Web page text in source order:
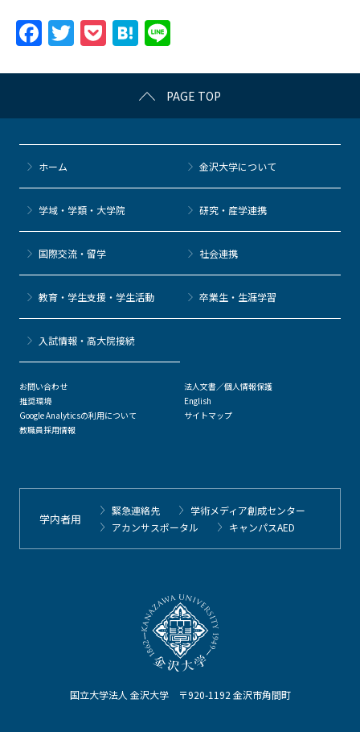
F
c
e
b
o
o
k
T
itt
er
P
c
k
et
H
e
n
a
e
PAGE TOP
国立大学法人 金沢大学 〒920-1192 金沢市角間町
ホーム 金沢大学について
学域・学類・大学院 研究・産学連携
国際交流・留学 社会連携
教育・学生支援・学生活動 卒業生・生涯学習
⼊試情報・高大院接続
お問い合わせ
推奨環境
Google Analyticsの利用について
教職員採用情報
法人文書／個人情報保護
English
サイトマップ
学内者用
緊急連絡先
学術メディア創成センター
アカンサスポータル
キャンパスAED